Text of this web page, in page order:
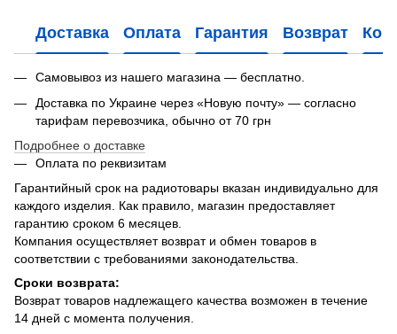
Доставка Оплата Гарантия Возврат
Самовывоз из нашего магазина — бесплатно.
Доставка по Украине через «Новую почту» — согласно
тарифам перевозчика, обычно от 70 грн
Подробнее о доставке
Оплата по реквизитам
Гарантийный срок на радиотовары вказан индивидуально для
каждого изделия. Как правило, магазин предоставляет
гарантию сроком 6 месяцев.
Компания осуществляет возврат и обмен товаров в
соответствии с требованиями законодательства.
Сроки возврата:
Возврат товаров надлежащего качества возможен в течение
14 дней с момента получения.